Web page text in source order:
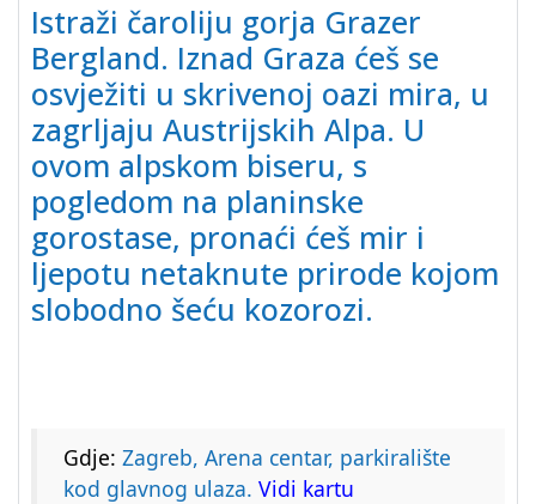
Istraži čaroliju gorja Grazer
Bergland. Iznad Graza ćeš se
osvježiti u skrivenoj oazi mira, u
zagrljaju Austrijskih Alpa. U
ovom alpskom biseru, s
pogledom na planinske
gorostase, pronaći ćeš mir i
ljepotu netaknute prirode kojom
slobodno šeću kozorozi.
Gdje: Zagreb, Arena centar, parkiralište
kod glavnog ulaza. Vidi kartu